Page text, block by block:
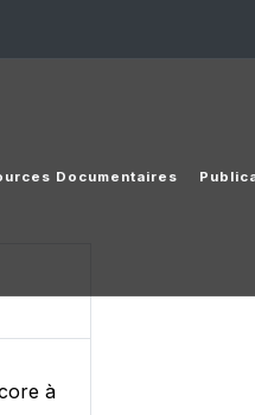
Documentaires
à